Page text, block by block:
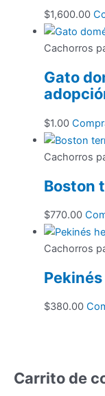
$1,600.00
Cachorros
Gato
$1.00
Cachorros
Boston
$770.00
Cachorros
$380.00
Carrito de